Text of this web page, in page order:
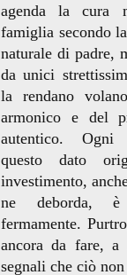
agenda la cura
famiglia secondo
naturale di padre,
da unici
la rendano
armonico e del
autentico. Ogni
questo dato
investimento,
ne deborda,
fermamente.
ancora da fare,
segnali che ciò